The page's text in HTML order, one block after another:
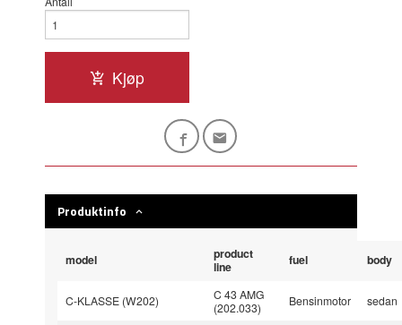
Kjøp
Produktinfo
model
product
line
fuel body
C-KLASSE (W202)
C 43 AMG
(202.033)
Bensinmotor sedan